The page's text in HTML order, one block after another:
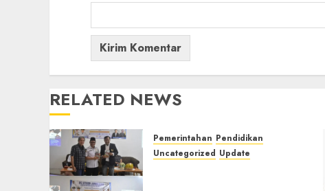
RELATED NEWS
Pemerintahan Pendidikan
Uncategorized Update